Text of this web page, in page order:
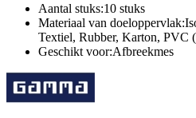
Aantal stuks:10 stuks
Materiaal van
Textiel, Rubber, Karton, PVC
Geschikt voor:Afbreekmes